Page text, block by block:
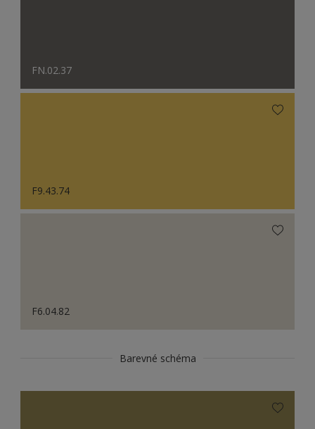
FN.02.37
F9.43.74
F6.04.82
Barevné schéma